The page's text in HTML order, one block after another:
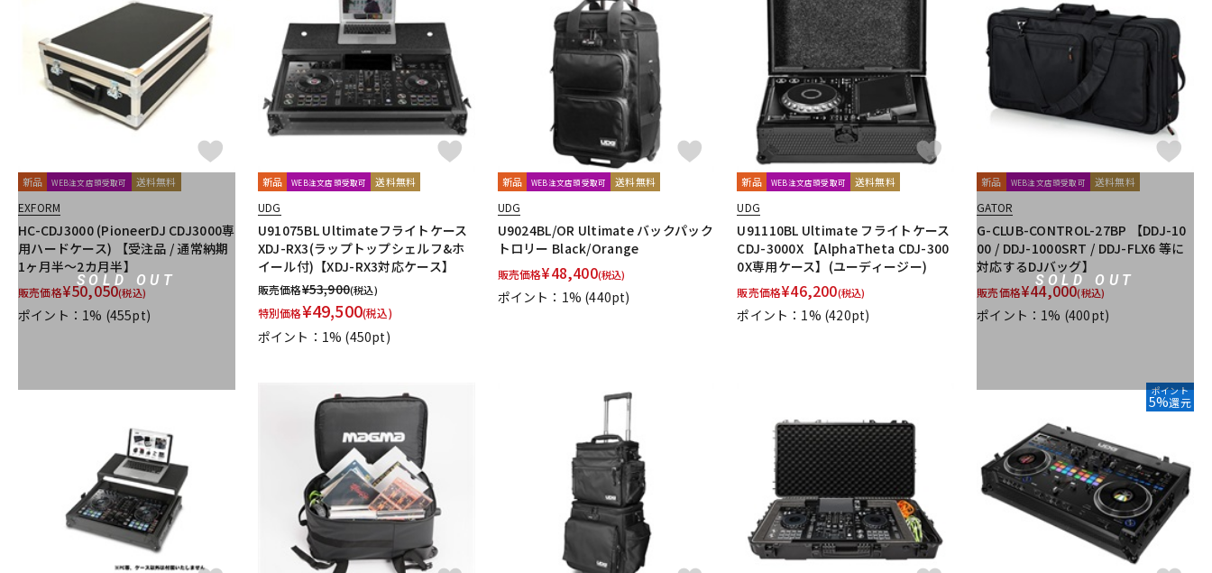
SOLD OUT
新品 WEB注文店頭受取可 送料無料
EXFORM
HC-CDJ3000 (PioneerDJ CDJ3000専
用ハードケース) 【受注品 / 通常納期
1ヶ月半～2カ月半】
販売価格¥50,050(税込)
ポイント：1% (455pt)
新品 WEB注文店頭受取可 送料無料
UDG
U91075BL Ultimateフライトケース
XDJ-RX3(ラップトップシェルフ&ホ
イール付)【XDJ-RX3対応ケース】
販売価格¥53,900(税込)
特別価格¥49,500(税込)
ポイント：1% (450pt)
新品 WEB注文店頭受取可 送料無料
UDG
U9024BL/OR Ultimate バックパック
トロリー Black/Orange
販売価格¥48,400(税込)
ポイント：1% (440pt)
新品 WEB注文店頭受取可 送料無料
UDG
U91110BL Ultimate フライトケース
CDJ-3000X 【AlphaTheta CDJ-300
0X専用ケース】(ユーディージー)
販売価格¥46,200(税込)
ポイント：1% (420pt)
SOLD OUT
新品 WEB注文店頭受取可 送料無料
GATOR
G-CLUB-CONTROL-27BP 【DDJ-10
00 / DDJ-1000SRT / DDJ-FLX6 等に
対応するDJバッグ】
販売価格¥44,000(税込)
ポイント：1% (400pt)
ポイント
5%還元